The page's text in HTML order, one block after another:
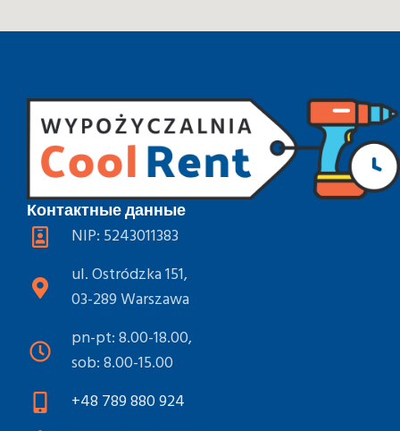
Контактные данные
NIP: 5243011383
ul. Ostródzka 151,
03-289 Warszawa
pn-pt: 8.00-18.00,
sob: 8.00-15.00
+48 789 880 924